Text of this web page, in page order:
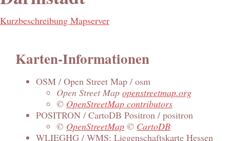
Kurzbeschreibung Mapserver
Karten-Informationen
OSM / Open Street Map / osm
Open Street Map openstreetmap.org
© OpenStreetMap contributors
POSITRON / CartoDB Positron / positron
© OpenStreetMap © CartoDB
WLIEGHG / WMS: Liegenschaftskarte Hessen